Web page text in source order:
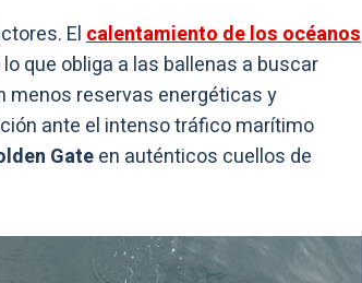
Elcalentamiento de los océanos
que obliga a las ballenas a buscar
menos reservas energéticas y
ante el intenso tráfico marítimo
Gateen auténticos cuellos de